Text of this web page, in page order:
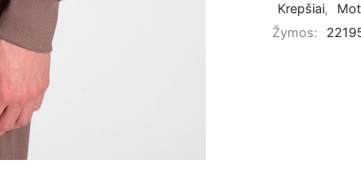
Krepšiai,
Žymos: